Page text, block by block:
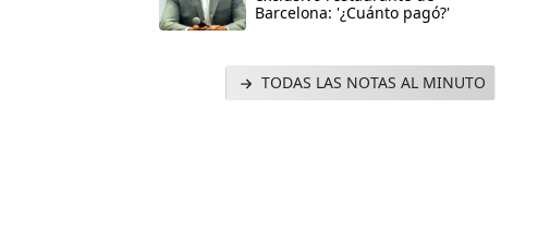
Barcelona: '¿Cuánto pagó?'
TODAS LAS NOTAS AL MINUTO